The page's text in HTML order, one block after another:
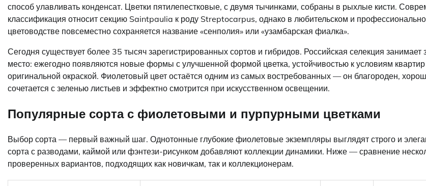
способ улавливать конденсат. Цветки пятилепестковые, с двумя тычинками, собраны в рыхлые кисти.
классификация относит секцию Saintpaulia к роду Streptocarpus, однако в любительском и
цветоводстве повсеместно сохраняется название «сенполия» или «узамбарская фиалка».
Сегодня существует более 35 тысяч зарегистрированных сортов и гибридов. Российская селекция занимает
место: ежегодно появляются новые формы с улучшенной формой цветка, устойчивостью к условиям
оригинальной окраской. Фиолетовый цвет остаётся одним из самых востребованных — он благороден,
сочетается с зеленью листьев и эффектно смотрится при искусственном освещении.
Популярные сорта с фиолетовыми и пурпурными цветками
Выбор сорта — первый важный шаг. Однотонные глубокие фиолетовые экземпляры выглядят строго и
сорта с разводами, каймой или фэнтези-рисунком добавляют коллекции динамики. Ниже — сравнение
проверенных вариантов, подходящих как новичкам, так и коллекционерам.